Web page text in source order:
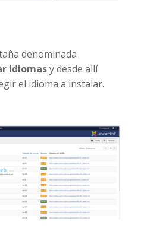
denominada
idiomasy desde allí
el idioma a instalar.